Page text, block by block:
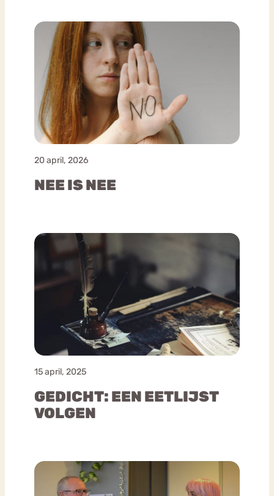
20 april, 2026
NEE IS NEE
15 april, 2025
GEDICHT: EEN EETLIJST
VOLGEN